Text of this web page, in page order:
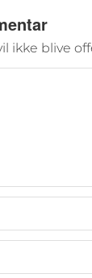
ikke blive